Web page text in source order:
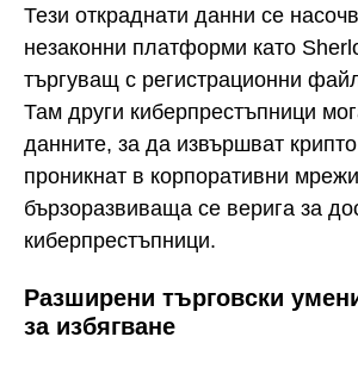
Тези откраднати данни се
незаконни платформи като
търгуващ с регистрационни
Там други киберпрестъпници
данните, за да извършват
проникнат в корпоративни
бързоразвиваща се верига за
киберпрестъпници.
Разширени търговски
за избягване